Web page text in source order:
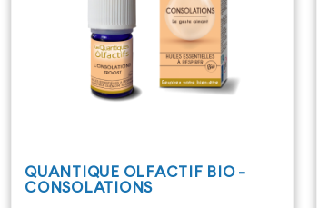
QUANTIQUE OLFACTIF BIO -
CONSOLATIONS